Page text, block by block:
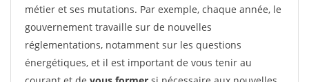
métier et ses mutations. Par exemple, chaque année, le
gouvernement travaille sur de nouvelles
réglementations, notamment sur les questions
énergétiques, et il est important de vous tenir au